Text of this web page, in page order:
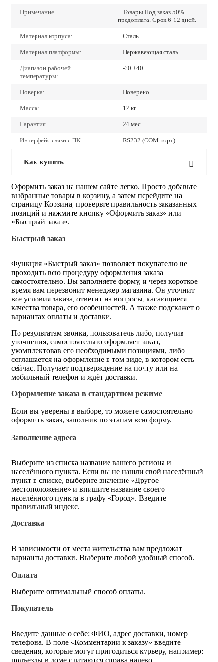
Примечание
Товары Под заказ 50%
предоплата. Срок 6-12 дней.
Материал корпуса: Сталь
Материал платформы: Нержавеющая сталь
Диапазон рабочей
температуры:
-30 +40
Поверка: Поверено
Масса: 12 кг
Гарантия 24 мес
Интерфейс связи с ПК RS232 (COM порт)
Как купить
Оформить заказ на нашем сайте легко. Просто добавьте
выбранные товары в корзину, а затем перейдите на
страницу Корзина, проверьте правильность заказанных
позиций и нажмите кнопку «Оформить заказ» или
«Быстрый заказ».
Быстрый заказ
Функция «Быстрый заказ» позволяет покупателю не
проходить всю процедуру оформления заказа
самостоятельно. Вы заполняете форму, и через короткое
время вам перезвонит менеджер магазина. Он уточнит
все условия заказа, ответит на вопросы, касающиеся
качества товара, его особенностей. А также подскажет о
вариантах оплаты и доставки.
По результатам звонка, пользователь либо, получив
уточнения, самостоятельно оформляет заказ,
укомплектовав его необходимыми позициями, либо
соглашается на оформление в том виде, в котором есть
сейчас. Получает подтверждение на почту или на
мобильный телефон и ждёт доставки.
Оформление заказа в стандартном режиме
Если вы уверены в выборе, то можете самостоятельно
оформить заказ, заполнив по этапам всю форму.
Заполнение адреса
Выберите из списка название вашего региона и
населённого пункта. Если вы не нашли свой населённый
пункт в списке, выберите значение «Другое
местоположение» и впишите название своего
населённого пункта в графу «Город». Введите
правильный индекс.
Доставка
В зависимости от места жительства вам предложат
варианты доставки. Выберите любой удобный способ.
Оплата
Выберите оптимальный способ оплаты.
Покупатель
Введите данные о себе: ФИО, адрес доставки, номер
телефона. В поле «Комментарии к заказу» введите
сведения, которые могут пригодиться курьеру, например:
подъезды в доме считаются справа налево.